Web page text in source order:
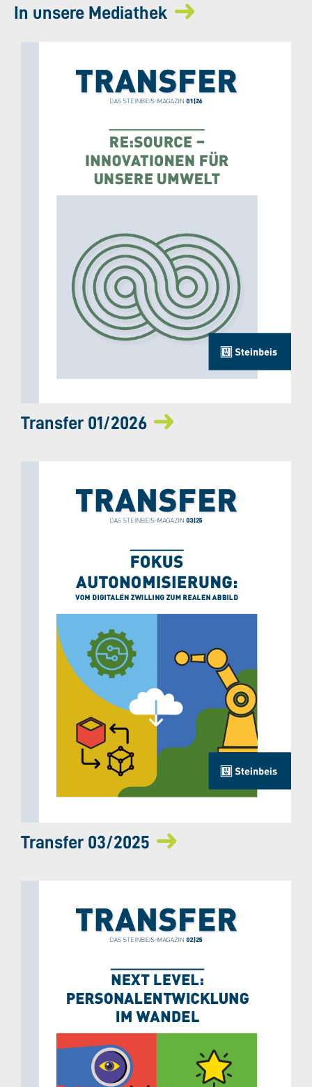
In unsere Mediathek
Transfer 01/2026
Transfer 03/2025